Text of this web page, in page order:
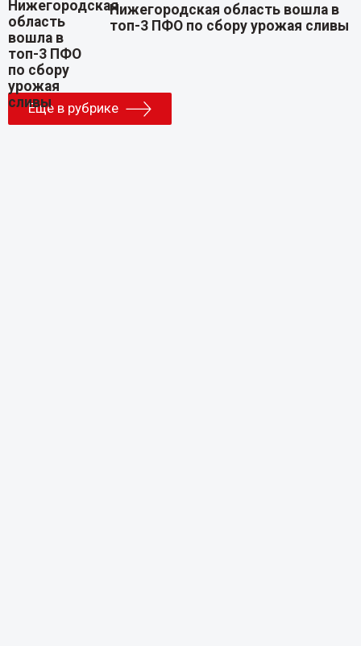
Нижегородская область вошла в
топ-3 ПФО по сбору урожая сливы
Еще в рубрике